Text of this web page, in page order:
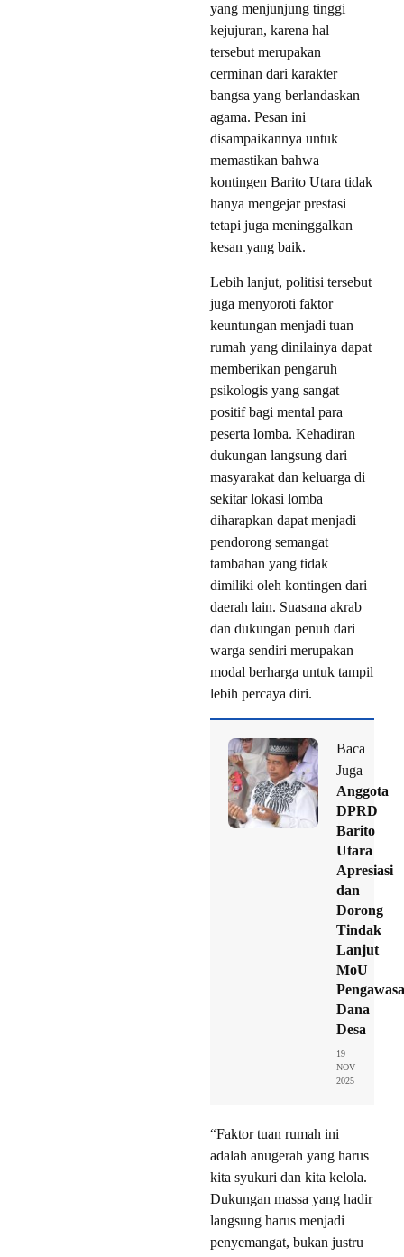
yang menjunjung tinggi
kejujuran, karena hal
tersebut merupakan
cerminan dari karakter
bangsa yang berlandaskan
agama. Pesan ini
disampaikannya untuk
memastikan bahwa
kontingen Barito Utara tidak
hanya mengejar prestasi
tetapi juga meninggalkan
kesan yang baik.
Lebih lanjut, politisi tersebut
juga menyoroti faktor
keuntungan menjadi tuan
rumah yang dinilainya dapat
memberikan pengaruh
psikologis yang sangat
positif bagi mental para
peserta lomba. Kehadiran
dukungan langsung dari
masyarakat dan keluarga di
sekitar lokasi lomba
diharapkan dapat menjadi
pendorong semangat
tambahan yang tidak
dimiliki oleh kontingen dari
daerah lain. Suasana akrab
dan dukungan penuh dari
warga sendiri merupakan
modal berharga untuk tampil
lebih percaya diri.
Baca
Juga
Anggota
DPRD
Barito
Utara
Apresiasi
dan
Dorong
Tindak
Lanjut
MoU
Dana
Desa
19
NOV
2025
“Faktor tuan rumah ini
adalah anugerah yang harus
kita syukuri dan kita kelola.
Dukungan massa yang hadir
langsung harus menjadi
penyemangat, bukan justru